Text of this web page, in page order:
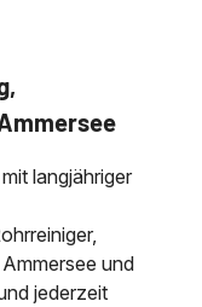
langjähriger
und
jederzeit